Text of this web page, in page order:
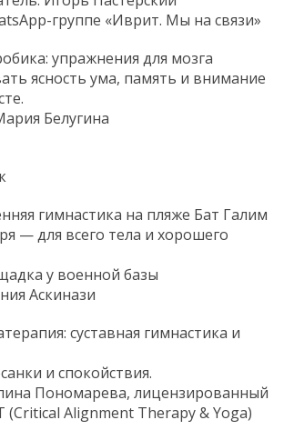
группе «Иврит. Мы на связи»
упражнения для мозга
ясность ума, память и внимание
Белугина
гимнастика на пляже Бат Галим
— для всего тела и хорошего
у военной базы
Аскинази
суставная гимнастика и
и спокойствия.
Пономарева, лицензированный
(Critical Alignment Therapy & Yoga)